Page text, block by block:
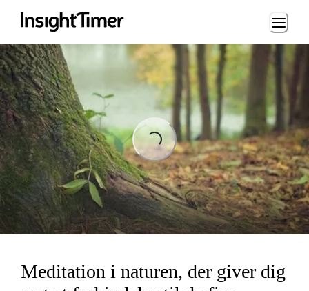
Loading...
Loading...
Meditation i naturen, der giver dig